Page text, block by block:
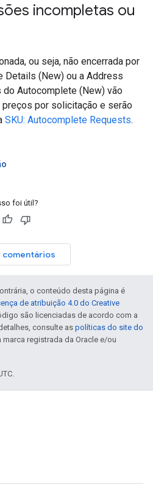
incompletas ou
ou seja, não encerrada por
Details (New) ou a Address
Autocomplete (New) vão
por solicitação e serão
SKU: Autocomplete Requests.
foi útil?
comentários
o conteúdo desta página é
de atribuição 4.0 do Creative
são licenciadas de acordo com a
detalhes, consulte as políticas do site do
marca registrada da Oracle e/ou